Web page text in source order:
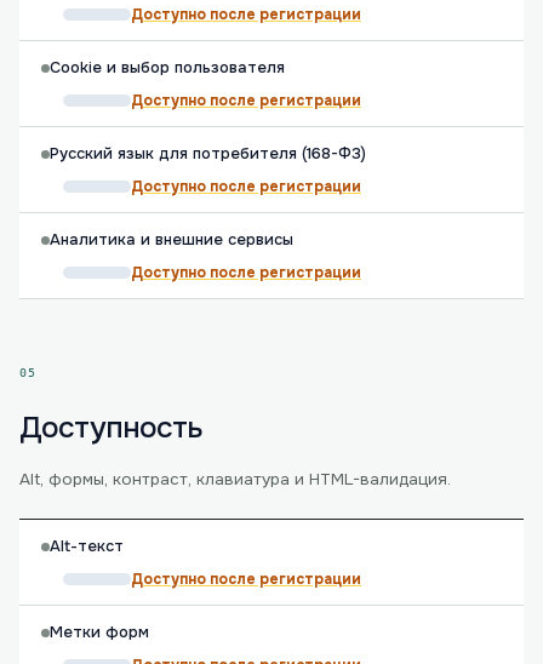
Доступно после регистрации
Cookie и выбор пользователя
Доступно после регистрации
Русский язык для потребителя (168-ФЗ)
Доступно после регистрации
Аналитика и внешние сервисы
Доступно после регистрации
05
Доступность
Alt, формы, контраст, клавиатура и HTML-валидация.
Alt-текст
Доступно после регистрации
Метки форм